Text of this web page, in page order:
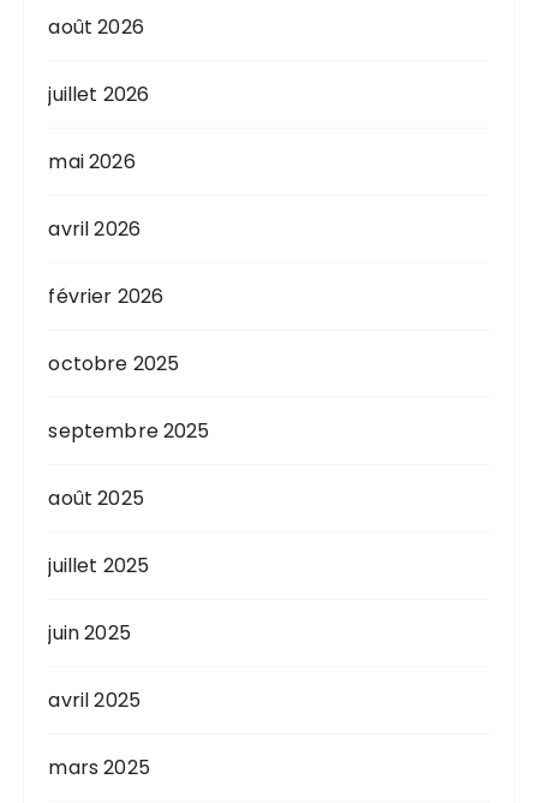
août 2026
juillet 2026
mai 2026
avril 2026
février 2026
octobre 2025
septembre 2025
août 2025
juillet 2025
juin 2025
avril 2025
mars 2025